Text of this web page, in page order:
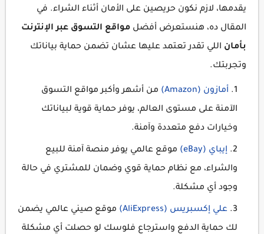
يقدمها، لازم نكون حريصين على الأمان أثناء الشراء. في
المقال ده، هنستعرض أفضل مواقع التسوق عبر الإنترنت
بأمان اللي تقدر تعتمد عليها عشان تضمن حماية بياناتك
وتجربتك.
أمازون (Amazon)
من أشهر وأكبر مواقع التسوق
الآمنة على مستوى العالم، يوفر حماية قوية لبياناتك
وخيارات دفع متعددة وآمنة.
إيباي (eBay)
موقع عالمي يوفر منصة آمنة للبيع
والشراء، مع نظام حماية قوي وضمان للمشتري في حالة
وجود أي مشكلة.
علي إكسبريس (AliExpress)
موقع صيني عالمي يضمن
لك حماية الدفع واسترجاع فلوسك لو حصلت أي مشكلة